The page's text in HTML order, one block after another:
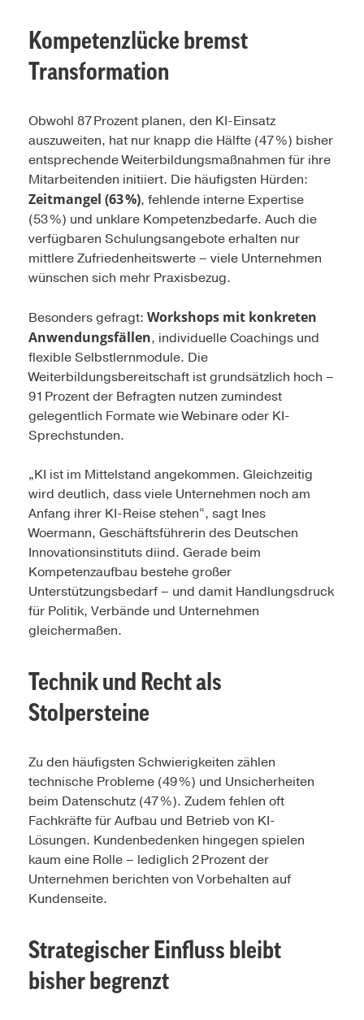
Kompetenzlücke bremst
Transformation
Obwohl 87 Prozent planen, den KI-Einsatz
auszuweiten, hat nur knapp die Hälfte (47 %) bisher
entsprechende Weiterbildungsmaßnahmen für ihre
Mitarbeitenden initiiert. Die häufigsten Hürden:
Zeitmangel (63 %), fehlende interne Expertise
(53 %) und unklare Kompetenzbedarfe. Auch die
verfügbaren Schulungsangebote erhalten nur
mittlere Zufriedenheitswerte – viele Unternehmen
wünschen sich mehr Praxisbezug.
Besonders gefragt: Workshops mit konkreten
Anwendungsfällen, individuelle Coachings und
flexible Selbstlernmodule. Die
Weiterbildungsbereitschaft ist grundsätzlich hoch –
91 Prozent der Befragten nutzen zumindest
gelegentlich Formate wie Webinare oder KI-
Sprechstunden.
„KI ist im Mittelstand angekommen. Gleichzeitig
wird deutlich, dass viele Unternehmen noch am
Anfang ihrer KI-Reise stehen“, sagt Ines
Woermann, Geschäftsführerin des Deutschen
Innovationsinstituts diind. Gerade beim
Kompetenzaufbau bestehe großer
Unterstützungsbedarf – und damit Handlungsdruck
für Politik, Verbände und Unternehmen
gleichermaßen.
Technik und Recht als
Stolpersteine
Zu den häufigsten Schwierigkeiten zählen
technische Probleme (49 %) und Unsicherheiten
beim Datenschutz (47 %). Zudem fehlen oft
Fachkräfte für Aufbau und Betrieb von KI-
Lösungen. Kundenbedenken hingegen spielen
kaum eine Rolle – lediglich 2 Prozent der
Unternehmen berichten von Vorbehalten auf
Kundenseite.
Strategischer Einfluss bleibt
bisher begrenzt